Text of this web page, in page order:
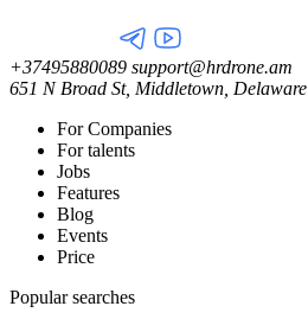
+37495880089 support@hrdrone.am
651 N Broad St, Middletown, Delaware
For Companies
For talents
Jobs
Features
Blog
Events
Price
Popular searches